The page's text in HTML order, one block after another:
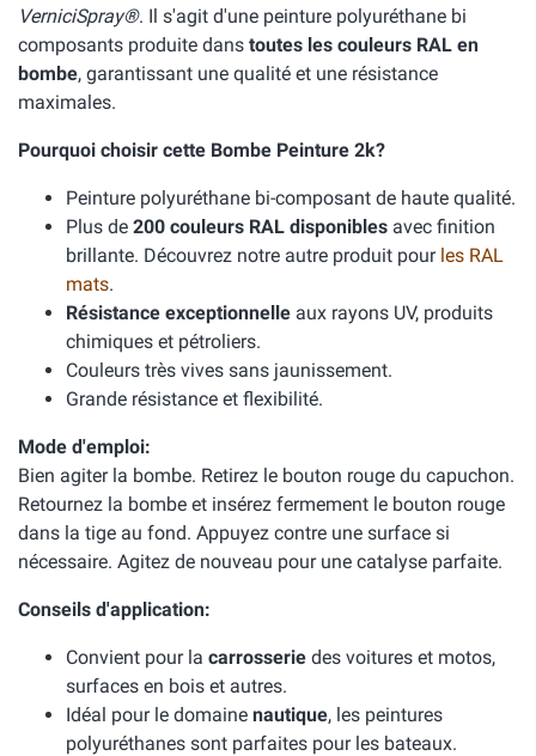
VerniciSpray®. Il s'agit d'une peinture polyuréthane bi
composants produite dans toutes les couleurs RAL en
bombe, garantissant une qualité et une résistance
maximales.
Pourquoi choisir cette Bombe Peinture 2k?
Peinture polyuréthane bi-composant de haute qualité.
Plus de 200 couleurs RAL disponibles avec finition
brillante. Découvrez notre autre produit pour les RAL
mats.
Résistance exceptionnelle aux rayons UV, produits
chimiques et pétroliers.
Couleurs très vives sans jaunissement.
Grande résistance et flexibilité.
Mode d'emploi:
Bien agiter la bombe. Retirez le bouton rouge du capuchon.
Retournez la bombe et insérez fermement le bouton rouge
dans la tige au fond. Appuyez contre une surface si
nécessaire. Agitez de nouveau pour une catalyse parfaite.
Conseils d'application:
Convient pour la carrosserie des voitures et motos,
surfaces en bois et autres.
Idéal pour le domaine nautique, les peintures
polyuréthanes sont parfaites pour les bateaux.